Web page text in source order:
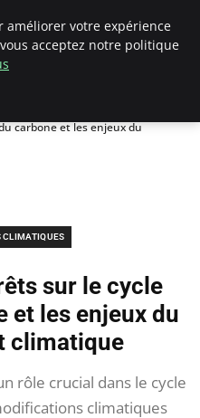
carbone et les enjeux du
CLIMATIQUES
sur le cycle
et les enjeux du
climatique
rôle crucial dans le cycle
climatiques
améliorer votre expérience
acceptez notre politique